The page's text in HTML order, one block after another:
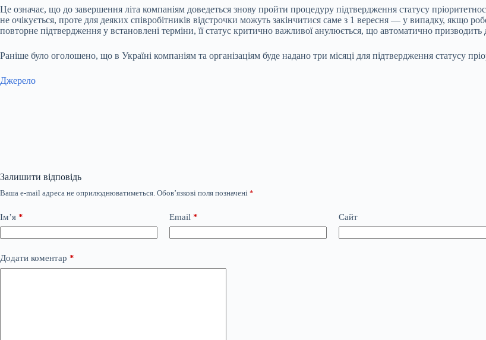
Це означає, що до завершення літа компаніям доведеться знову пройти процедуру підтвердження статусу
не очікується, проте для деяких співробітників відстрочки можуть закінчитися саме з 1 вересня — у випадку, якщо
повторне підтвердження у встановлені терміни, її статус критично важливої анулюється, що автоматично
Раніше було оголошено, що в Україні компаніям та організаціям буде надано три місяці для підтвердження статусу
Джерело
Залишити відповідь
Ваша e-mail адреса не оприлюднюватиметься. Обов’язкові поля позначені *
Ім’я * Email * Сайт
Додати коментар *